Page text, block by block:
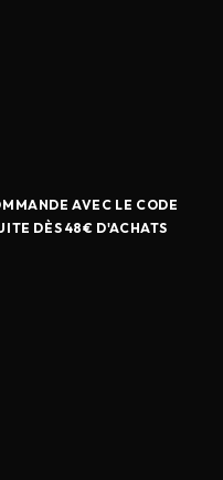
AVEC LE CODE
DÈS 48€ D'ACHATS